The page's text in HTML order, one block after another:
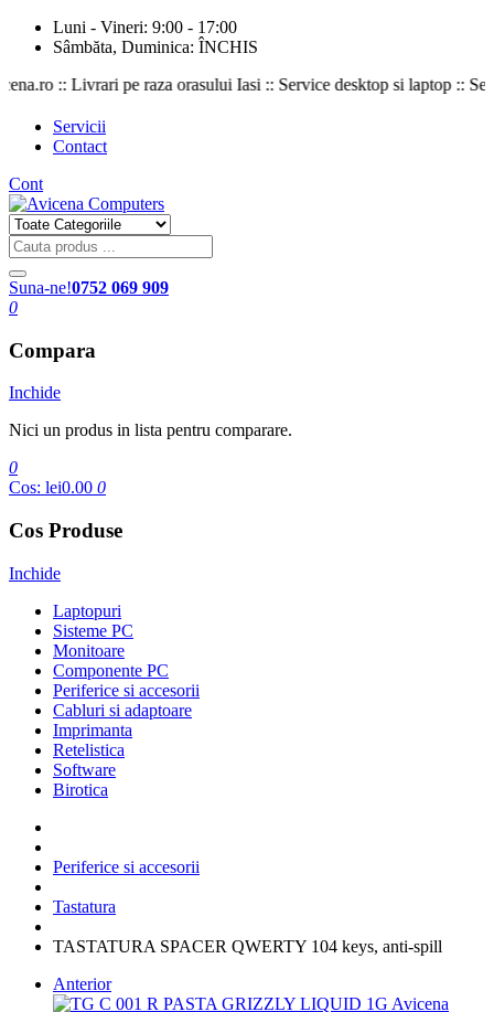
Luni - Vineri: 9:00 - 17:00
Sâmbăta, Duminica: ÎNCHIS
:: Livrari pe raza orasului Iasi :: Service desktop si laptop ::
Servicii
Contact
Cont
Suna-ne!0752 069 909
0
Compara
Inchide
Nici un produs in lista pentru comparare.
0
Cos: lei0.00 0
Cos Produse
Inchide
Laptopuri
Sisteme PC
Monitoare
Componente PC
Periferice si accesorii
Cabluri si adaptoare
Imprimanta
Retelistica
Software
Birotica
Periferice si accesorii
Tastatura
TASTATURA SPACER QWERTY 104 keys, anti-spill
Anterior